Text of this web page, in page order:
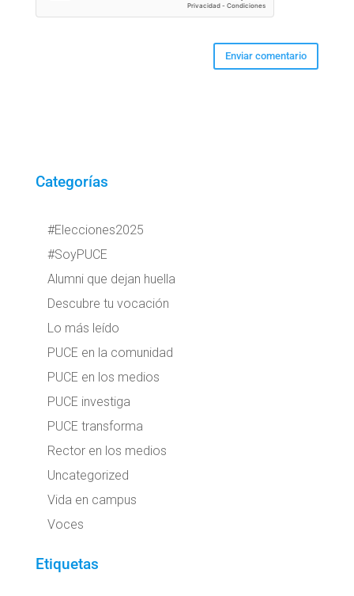
Categorías
#Elecciones2025
#SoyPUCE
Alumni que dejan huella
Descubre tu vocación
Lo más leído
PUCE en la comunidad
PUCE en los medios
PUCE investiga
PUCE transforma
Rector en los medios
Uncategorized
Vida en campus
Voces
Etiquetas